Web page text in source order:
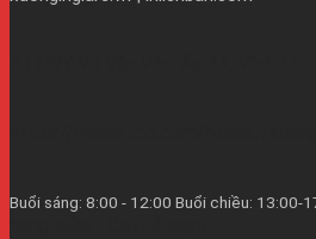
https://vinanetco.com/https://
Buổi sáng: 8:00 - 12:00 Buổi chiều: 13:00-